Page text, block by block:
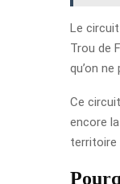
Le
Trou de
qu’on
Ce
encore
territoire